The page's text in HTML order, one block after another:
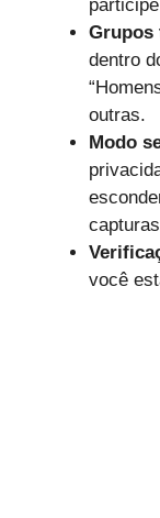
Grupos
dentro
outras.
Modo
você